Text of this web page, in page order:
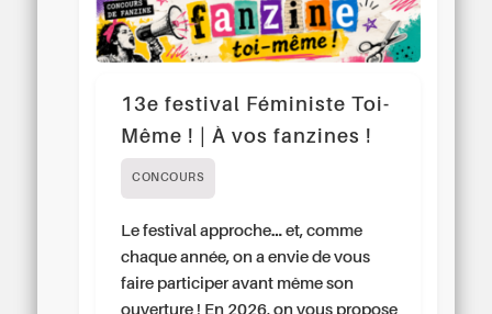
13e festival Féministe Toi-
Même ! | À vos fanzines !
CONCOURS
Le festival approche… et, comme
chaque année, on a envie de vous
faire participer avant même son
ouverture ! En 2026, on vous propose